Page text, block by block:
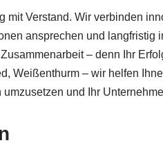
mit Verstand. Wir verbinden
ansprechen und
– denn Ihr
Weißenthurm – wir helfen
und Ihr